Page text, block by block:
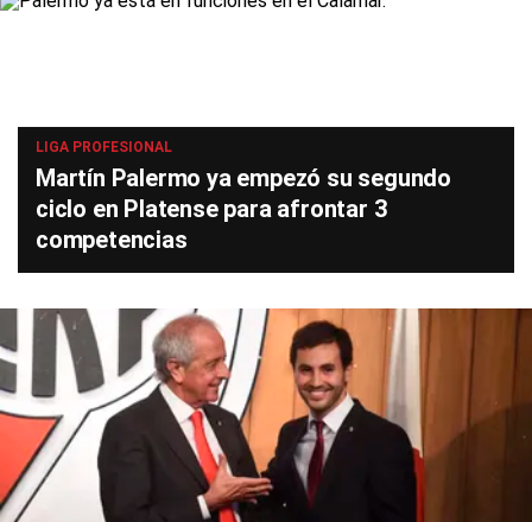
LIGA PROFESIONAL
Martín Palermo ya empezó su segundo
ciclo en Platense para afrontar 3
competencias